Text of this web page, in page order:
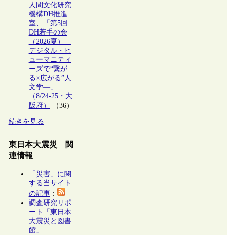
人間文化研究
機構DH推進
室、「第5回
DH若手の会
（2026夏）―
デジタル・ヒ
ューマニティ
ーズで“繋が
る×広がる”人
文学―」
（8/24-25・大
阪府）
（36）
続きを見る
東日本大震災 関
連情報
「災害」に関
する当サイト
の記事：
調査研究リポ
ート「東日本
大震災と図書
館」